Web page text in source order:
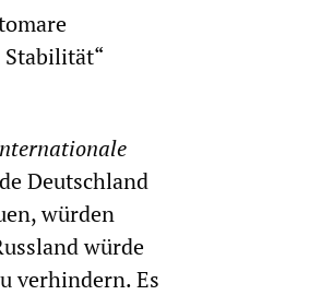
nternationale
Deutschland
würden
würde
verhindern. Es